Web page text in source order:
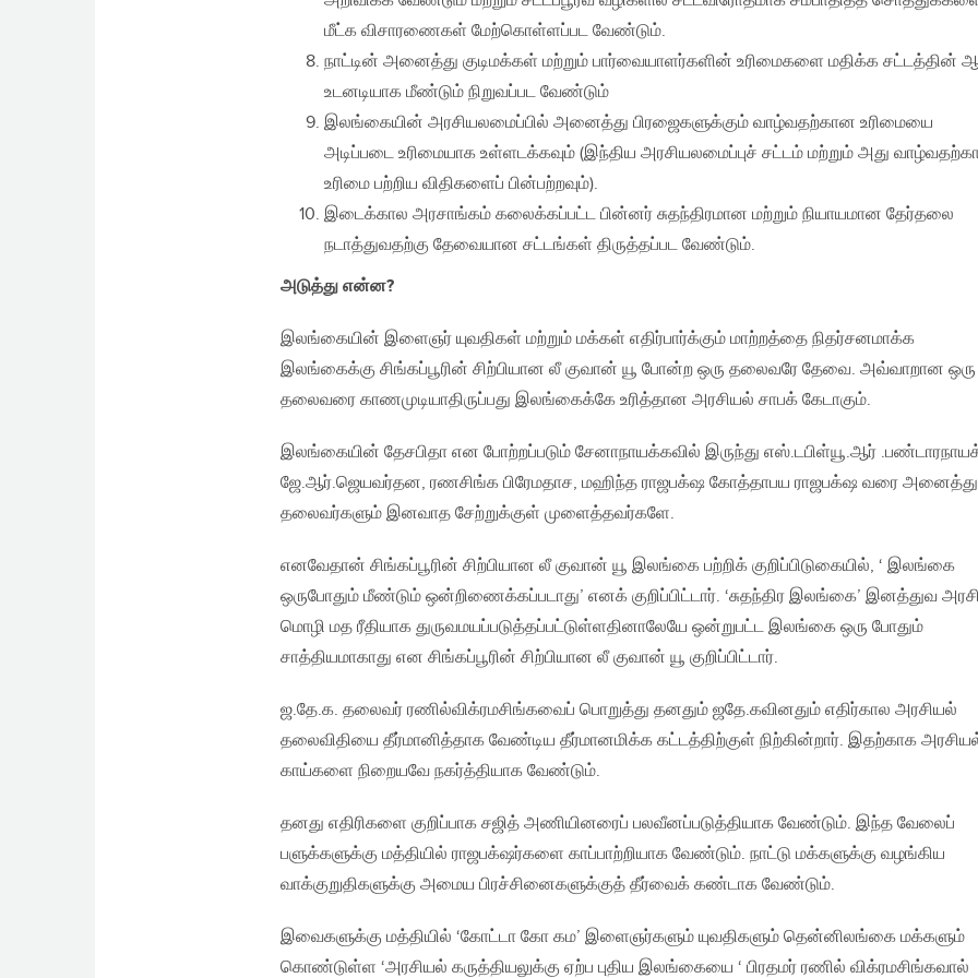
மீட்க விசாரணைகள் மேற்கொள்ளப்பட வேண்டும்.
நாட்டின் அனைத்து குடிமக்கள் மற்றும் பார்வையாளர்களின் உரிமைகளை மதிக்க சட்டத்தின்
உடனடியாக மீண்டும் நிறுவப்பட வேண்டும்
இலங்கையின் அரசியலமைப்பில் அனைத்து பிரஜைகளுக்கும் வாழ்வதற்கான உரிமையை
அடிப்படை உரிமையாக உள்ளடக்கவும் (இந்திய அரசியலமைப்புச் சட்டம் மற்றும் அது
உரிமை பற்றிய விதிகளைப் பின்பற்றவும்).
இடைக்கால அரசாங்கம் கலைக்கப்பட்ட பின்னர் சுதந்திரமான மற்றும் நியாயமான தேர்தலை
நடாத்துவதற்கு தேவையான சட்டங்கள் திருத்தப்பட வேண்டும்.
அடுத்து என்ன?
இலங்கையின் இளைஞர் யுவதிகள் மற்றும் மக்கள் எதிர்பார்க்கும் மாற்றத்தை நிதர்சனமாக்க
இலங்கைக்கு சிங்கப்பூரின் சிற்பியான லீ குவான் யூ போன்ற ஒரு தலைவரே தேவை. அவ்வாறான ஒரு
தலைவரை காணமுடியாதிருப்பது இலங்கைக்கே உரித்தான அரசியல் சாபக் கேடாகும்.
இலங்கையின் தேசபிதா என போற்றப்படும் சேனாநாயக்கவில் இருந்து எஸ்.டபிள்யூ.ஆர்
ஜே.ஆர்.ஜெயவர்தன, ரணசிங்க பிரேமதாச, மஹிந்த ராஜபக்‌ஷ கோத்தாபய ராஜபக்‌ஷ வரை அனைத்து
தலைவர்களும் இனவாத சேற்றுக்குள் முளைத்தவர்களே.
எனவேதான் சிங்கப்பூரின் சிற்பியான லீ குவான் யூ இலங்கை பற்றிக் குறிப்பிடுகையில், ‘ இலங்கை
ஒருபோதும் மீண்டும் ஒன்றிணைக்கப்படாது’ எனக் குறிப்பிட்டார். ‘சுதந்திர இலங்கை’ இனத்துவ
மொழி மத ரீதியாக துருவமயப்படுத்தப்பட்டுள்ளதினாலேயே ஒன்றுபட்ட இலங்கை ஒரு போதும்
சாத்தியமாகாது என சிங்கப்பூரின் சிற்பியான லீ குவான் யூ குறிப்பிட்டார்.
ஜ.தே.க. தலைவர் ரணில்விக்ரமசிங்கவைப் பொறுத்து தனதும் ஜதே.கவினதும் எதிர்கால அரசியல்
தலைவிதியை தீர்மானித்தாக வேண்டிய தீர்மானமிக்க கட்டத்திற்குள் நிற்கின்றார். இதற்காக
காய்களை நிறையவே நகர்த்தியாக வேண்டும்.
தனது எதிரிகளை குறிப்பாக சஜித் அணியினரைப் பலவீனப்படுத்தியாக வேண்டும். இந்த வேலைப்
பளுக்களுக்கு மத்தியில் ராஜபக்‌ஷர்களை காப்பாற்றியாக வேண்டும். நாட்டு மக்களுக்கு வழங்கிய
வாக்குறுதிகளுக்கு அமைய பிரச்சினைகளுக்குத் தீர்வைக் கண்டாக வேண்டும்.
இவைகளுக்கு மத்தியில் ‘கோட்டா கோ கம’ இளைஞர்களும் யுவதிகளும் தென்னிலங்கை மக்களும்
கொண்டுள்ள ‘அரசியல் கருத்தியலுக்கு ஏற்ப புதிய இலங்கையை ‘ பிரதமர் ரணில் விக்ரமசிங்கவால்